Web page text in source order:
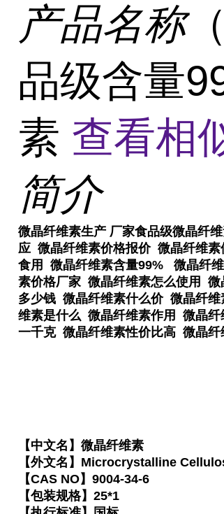
产品名称
品级含量
素 查看相
简介
微晶纤维素生产 厂家食品级微晶纤
应 微晶纤维素价格报价 微晶纤维
食用 微晶纤维素含量99% 微晶纤
素价格厂家 微晶纤维素怎么使用
多少钱 微晶纤维素什么价 微晶纤
维素是什么 微晶纤维素作用 微晶
一千克 微晶纤维素性价比高 微晶纤
【中文名】微晶纤维素
【外文名】Microcrystalline
【CAS NO】9004-34-6
【包装规格】25*1